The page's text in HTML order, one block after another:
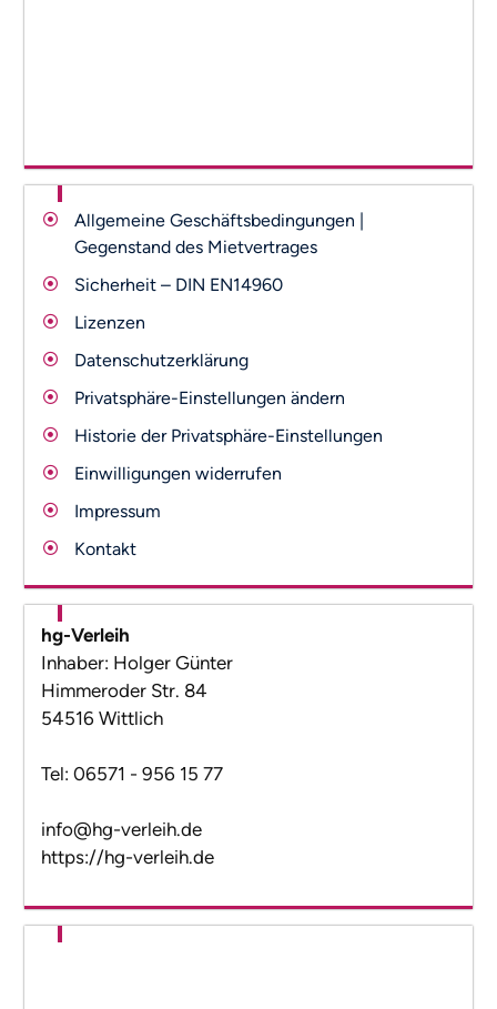
Allgemeine Geschäftsbedingungen |
Gegenstand des Mietvertrages
Sicherheit – DIN EN14960
Lizenzen
Datenschutzerklärung
Privatsphäre-Einstellungen ändern
Historie der Privatsphäre-Einstellungen
Einwilligungen widerrufen
Impressum
Kontakt
hg-Verleih
Inhaber: Holger Günter
Himmeroder Str. 84
54516 Wittlich
Tel: 06571 - 956 15 77
info@hg-verleih.de
https://hg-verleih.de